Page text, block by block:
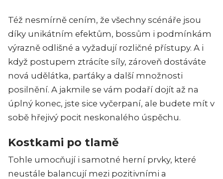
Též nesmírně cením, že všechny scénáře jsou
díky unikátním efektům, bossům i podmínkám
výrazně odlišné a vyžadují rozličné přístupy. A i
když postupem ztrácíte síly, zároveň dostáváte
nová udělátka, parťáky a další množnosti
posilnění. A jakmile se vám podaří dojít až na
úplný konec, jste sice vyčerpaní, ale budete mít v
sobě hřejivý pocit neskonalého úspěchu.
Kostkami po tlamě
Tohle umocňují i samotné herní prvky, které
neustále balancují mezi pozitivními a